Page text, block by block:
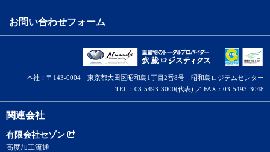
お問い合わせフォーム
本社：〒143-0004 東京都大田区昭和島1丁目2番8号 昭和島ロジテムセンター
TEL：03-5493-3000(代表) ／ FAX：03-5493-3048
関連会社
有限会社セゾン
高度加工流通